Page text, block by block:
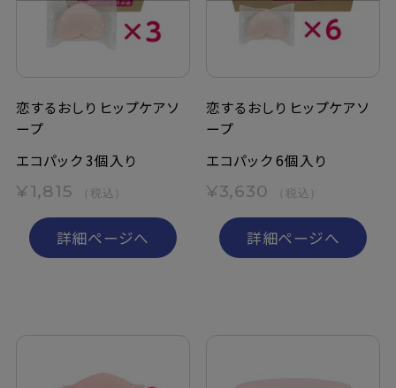
恋するおしり ヒップケアソ
ープ
エコパック 3個入り
¥1,815 （税込）
詳細ページへ
恋するおしり ヒップケアソ
ープ
エコパック 6個入り
¥3,630 （税込）
詳細ページへ